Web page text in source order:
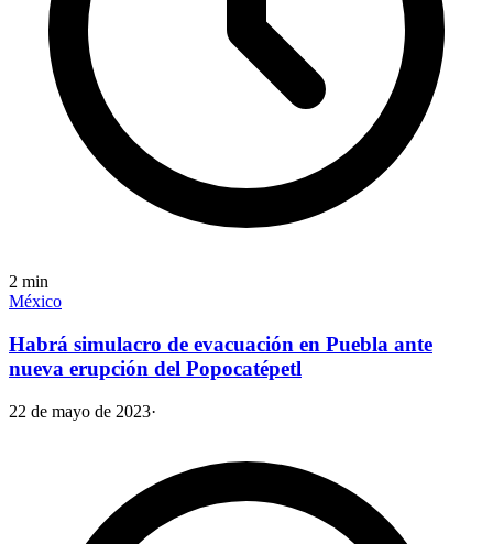
2 min
México
Habrá simulacro de evacuación en Puebla ante
nueva erupción del Popocatépetl
22 de mayo de 2023·